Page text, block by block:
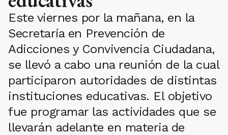
Este viernes por la mañana, en la
Secretaría en Prevención de
Adicciones y Convivencia Ciudadana,
se llevó a cabo una reunión de la cual
participaron autoridades de distintas
instituciones educativas. El objetivo
fue programar las actividades que se
llevarán adelante en materia de